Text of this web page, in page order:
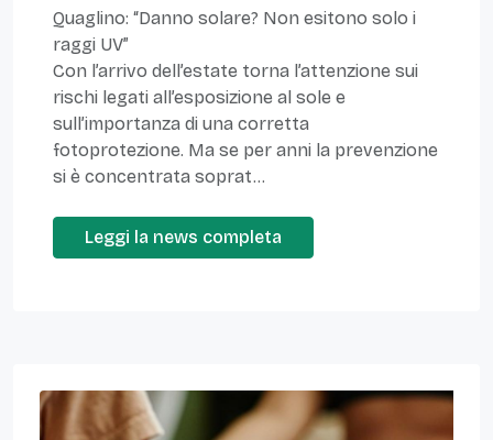
Quaglino: “Danno solare? Non esitono solo i
raggi UV”
Con l’arrivo dell’estate torna l’attenzione sui
rischi legati all’esposizione al sole e
sull’importanza di una corretta
fotoprotezione. Ma se per anni la prevenzione
si è concentrata soprat...
Leggi la news completa